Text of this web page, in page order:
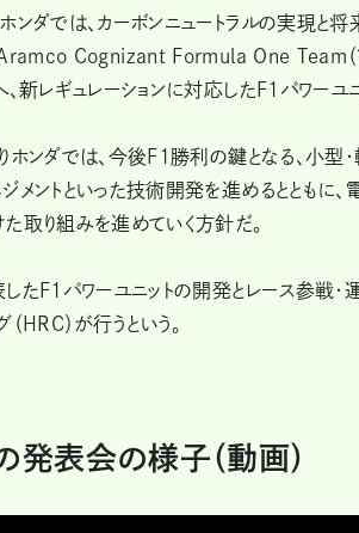
ンダでは、カーボンニュートラルの実現
Cognizant Formula One Team（アスト
、新レギュレーションに対応したF1パワーユ
ホンダでは、今後F1勝利の鍵となる、小型
メントといった技術開発を進めるとともに
取り組みを進めていく方針だ。
たF1パワーユニットの開発とレース参戦・
（HRC）が行うという。
発表会の様子（動画）